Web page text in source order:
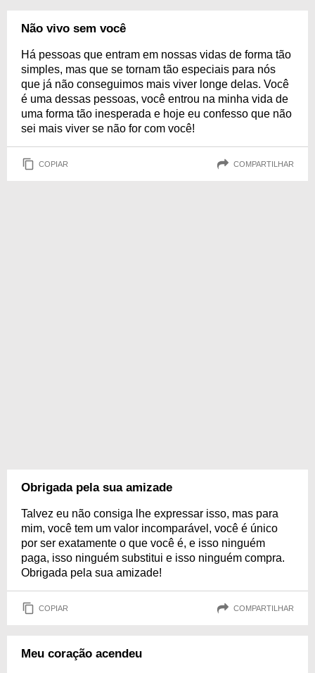
Não vivo sem você
Há pessoas que entram em nossas vidas de forma tão
simples, mas que se tornam tão especiais para nós
que já não conseguimos mais viver longe delas. Você
é uma dessas pessoas, você entrou na minha vida de
uma forma tão inesperada e hoje eu confesso que não
sei mais viver se não for com você!
COPIAR COMPARTILHAR
Obrigada pela sua amizade
Talvez eu não consiga lhe expressar isso, mas para
mim, você tem um valor incomparável, você é único
por ser exatamente o que você é, e isso ninguém
paga, isso ninguém substitui e isso ninguém compra.
Obrigada pela sua amizade!
COPIAR COMPARTILHAR
Meu coração acendeu